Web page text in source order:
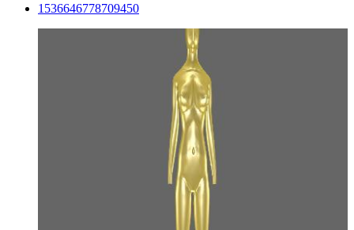
1536646778709450